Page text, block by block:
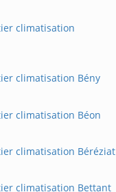
climatisation
climatisation Bény
climatisation Béon
climatisation Béréziat
climatisation Bettant